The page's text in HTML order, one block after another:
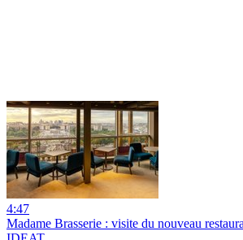
4:47
Madame Brasserie : visite du nouveau